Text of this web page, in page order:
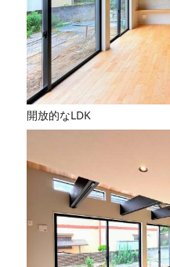
開放的なLDK